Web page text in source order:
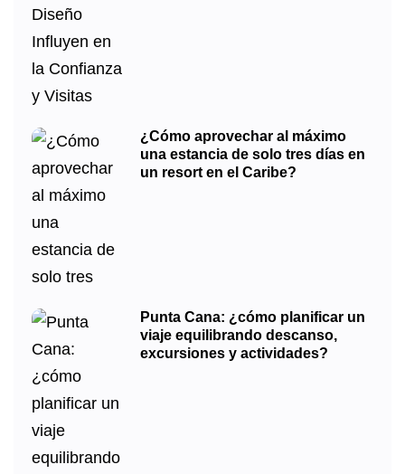
¿Cómo aprovechar al máximo
una estancia de solo tres días en
un resort en el Caribe?
Punta Cana: ¿cómo planificar un
viaje equilibrando descanso,
excursiones y actividades?